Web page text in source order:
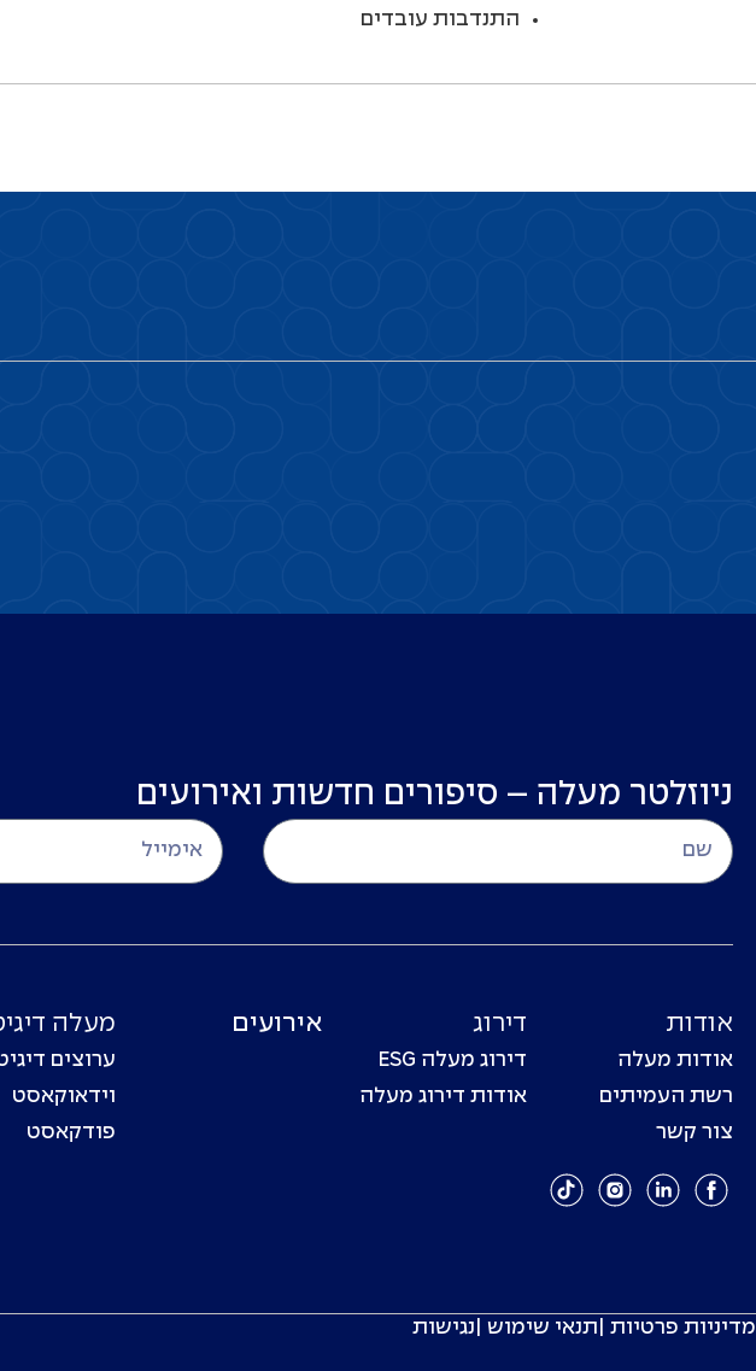
התנדבות עובדים
ניוזלטר מעלה – סיפורים חדשות ואירועים
אודות
אודות מעלה
רשת העמיתים
צור קשר
דירוג
דירוג מעלה ESG
אודות דירוג מעלה
אירועים מעלה
ערוצים
וידאוקאסט
פודקאסט
מדיניות פרטיות תנאי שימוש נגישות